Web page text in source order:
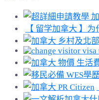
【 留学加拿大 】